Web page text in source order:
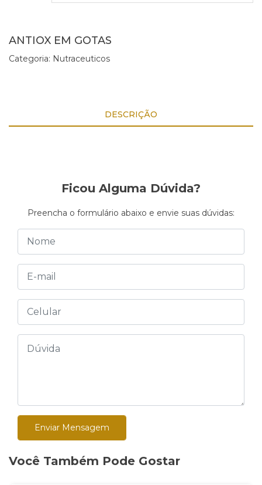
ANTIOX EM GOTAS
Categoria: Nutraceuticos
DESCRIÇÃO
Ficou Alguma Dúvida?
Preencha o formulário abaixo e envie suas dúvidas:
Enviar Mensagem
Você Também Pode Gostar